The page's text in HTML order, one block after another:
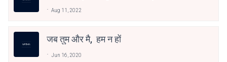
Aug 11, 2022
जब तुम और मै, हम न हों
Jun 16, 2020